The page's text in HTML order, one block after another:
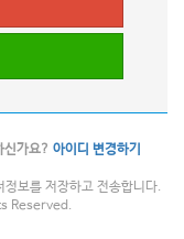
신가요? 아이디 변경하기
보를 저장하고 전송합니다.
Reserved.